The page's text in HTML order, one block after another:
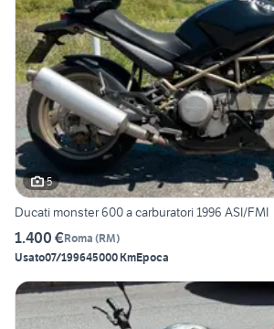
5
Ducati monster 600 a carburatori 1996 ASI/FMI
1.400 €Roma (RM)
Usato07/199645000 KmEpoca